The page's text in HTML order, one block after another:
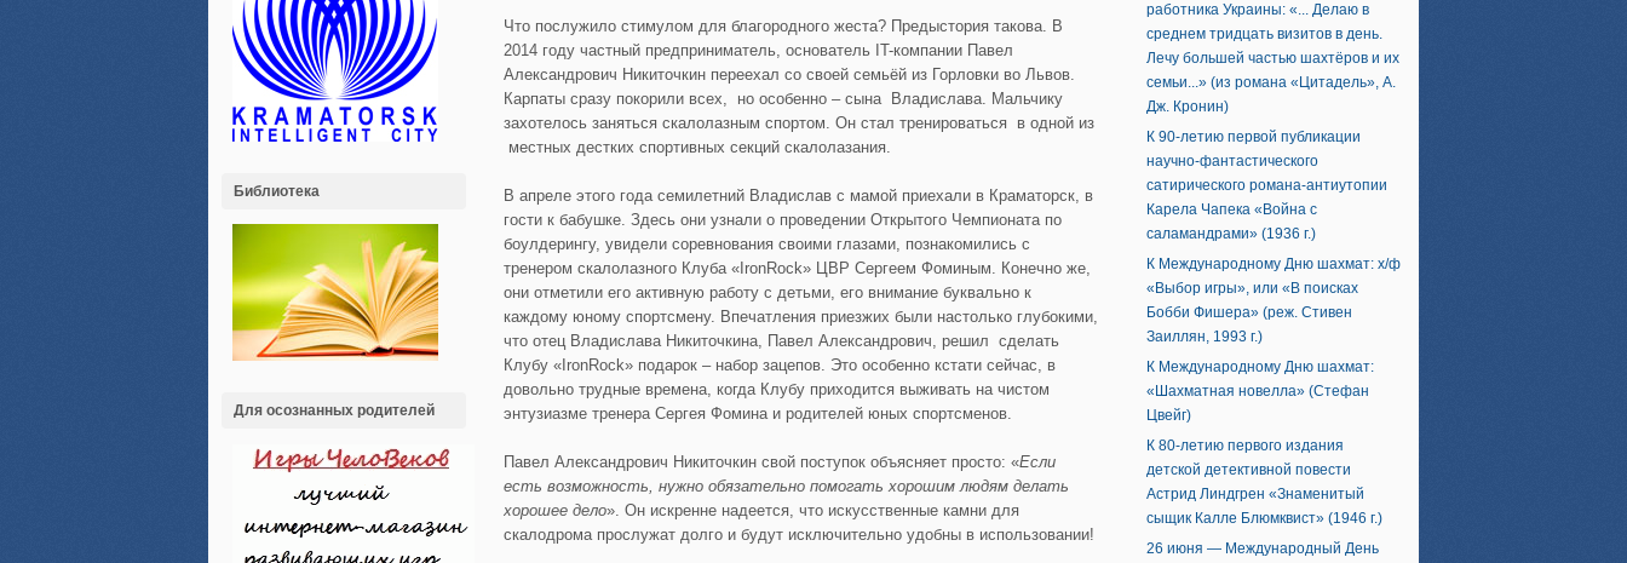
Библиотека
Для осознанных родителей
Что послужило стимулом для благородного жеста? Предыстория такова. В
2014 году частный предприниматель, основатель IT-компании Павел
Александрович Никиточкин переехал со своей семьёй из Горловки во Львов.
Карпаты сразу покорили всех, но особенно – сына Владислава. Мальчику
захотелось заняться скалолазным спортом. Он стал тренироваться в одной из
местных дестких спортивных секций скалолазания.
В апреле этого года семилетний Владислав с мамой приехали в Краматорск, в
гости к бабушке. Здесь они узнали о проведении Открытого Чемпионата по
боулдерингу, увидели соревнования своими глазами, познакомились с
тренером скалолазного Клуба «IronRock» ЦВР Сергеем Фоминым. Конечно же,
они отметили его активную работу с детьми, его внимание буквально к
каждому юному спортсмену. Впечатления приезжих были настолько глубокими,
что отец Владислава Никиточкина, Павел Александрович, решил сделать
Клубу «IronRock» подарок – набор зацепов. Это особенно кстати сейчас, в
довольно трудные времена, когда Клубу приходится выживать на чистом
энтузиазме тренера Сергея Фомина и родителей юных спортсменов.
Павел Александрович Никиточкин свой поступок объясняет просто: «Если
есть возможность, нужно обязательно помогать хорошим людям делать
хорошее дело». Он искренне надеется, что искусственные камни для
скалодрома прослужат долго и будут исключительно удобны в использовании!
работника Украины: «... Делаю в
среднем тридцать визитов в день.
Лечу большей частью шахтёров и их
семьи...» (из романа «Цитадель», А.
Дж. Кронин)
К 90-летию первой публикации
научно-фантастического
сатирического романа-антиутопии
Карела Чапека «Война с
саламандрами» (1936 г.)
К Международному Дню шахмат: х/ф
«Выбор игры», или «В поисках
Бобби Фишера» (реж. Стивен
Заиллян, 1993 г.)
К Международному Дню шахмат:
«Шахматная новелла» (Стефан
Цвейг)
К 80-летию первого издания
детской детективной повести
Астрид Линдгрен «Знаменитый
сыщик Калле Блюмквист» (1946 г.)
26 июня — Международный День